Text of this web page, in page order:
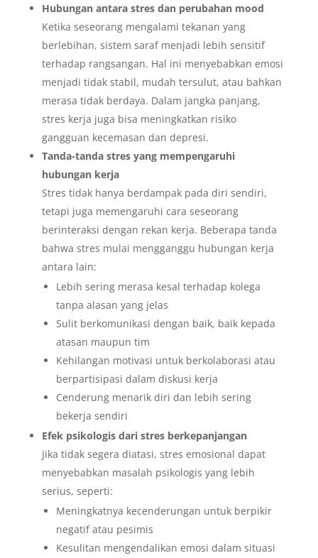
Hubungan antara stres dan perubahan mood
Ketika seseorang mengalami tekanan yang
berlebihan, sistem saraf menjadi lebih sensitif
terhadap rangsangan. Hal ini menyebabkan emosi
menjadi tidak stabil, mudah tersulut, atau bahkan
merasa tidak berdaya. Dalam jangka panjang,
stres kerja juga bisa meningkatkan risiko
gangguan kecemasan dan depresi.
Tanda-tanda stres yang mempengaruhi
hubungan kerja
Stres tidak hanya berdampak pada diri sendiri,
tetapi juga memengaruhi cara seseorang
berinteraksi dengan rekan kerja. Beberapa tanda
bahwa stres mulai mengganggu hubungan kerja
antara lain:
Lebih sering merasa kesal terhadap kolega
tanpa alasan yang jelas
Sulit berkomunikasi dengan baik, baik kepada
atasan maupun tim
Kehilangan motivasi untuk berkolaborasi atau
berpartisipasi dalam diskusi kerja
Cenderung menarik diri dan lebih sering
bekerja sendiri
Efek psikologis dari stres berkepanjangan
Jika tidak segera diatasi, stres emosional dapat
menyebabkan masalah psikologis yang lebih
serius, seperti:
Meningkatnya kecenderungan untuk berpikir
negatif atau pesimis
Kesulitan mengendalikan emosi dalam situasi